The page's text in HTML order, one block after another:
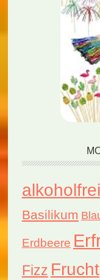
alkoholfrei
Basilikum
Erdbeere
Fizz Frucht